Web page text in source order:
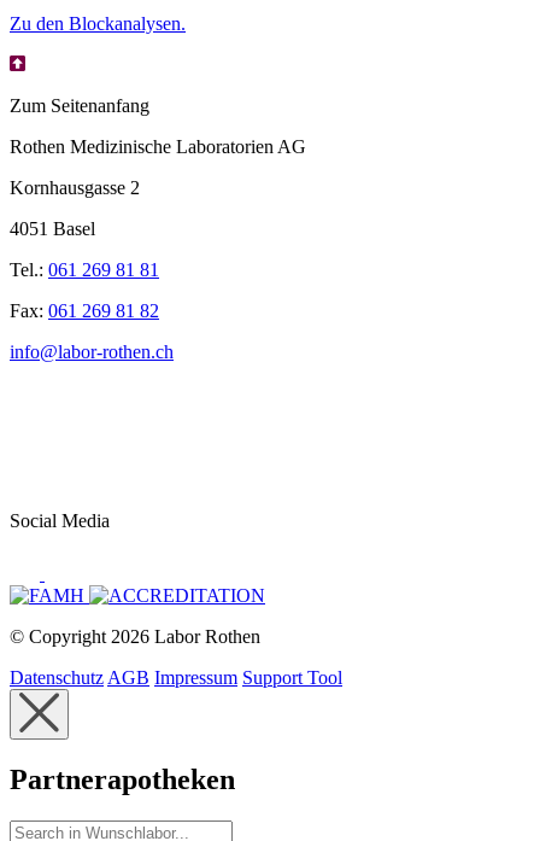
Zu den Blockanalysen.
Zum Seitenanfang
Rothen Medizinische Laboratorien AG
Kornhausgasse 2
4051 Basel
Tel.: 061 269 81 81
Fax: 061 269 81 82
info@labor-rothen.ch
Social Media
© Copyright 2026 Labor Rothen
Datenschutz AGB Impressum Support Tool
Partnerapotheken